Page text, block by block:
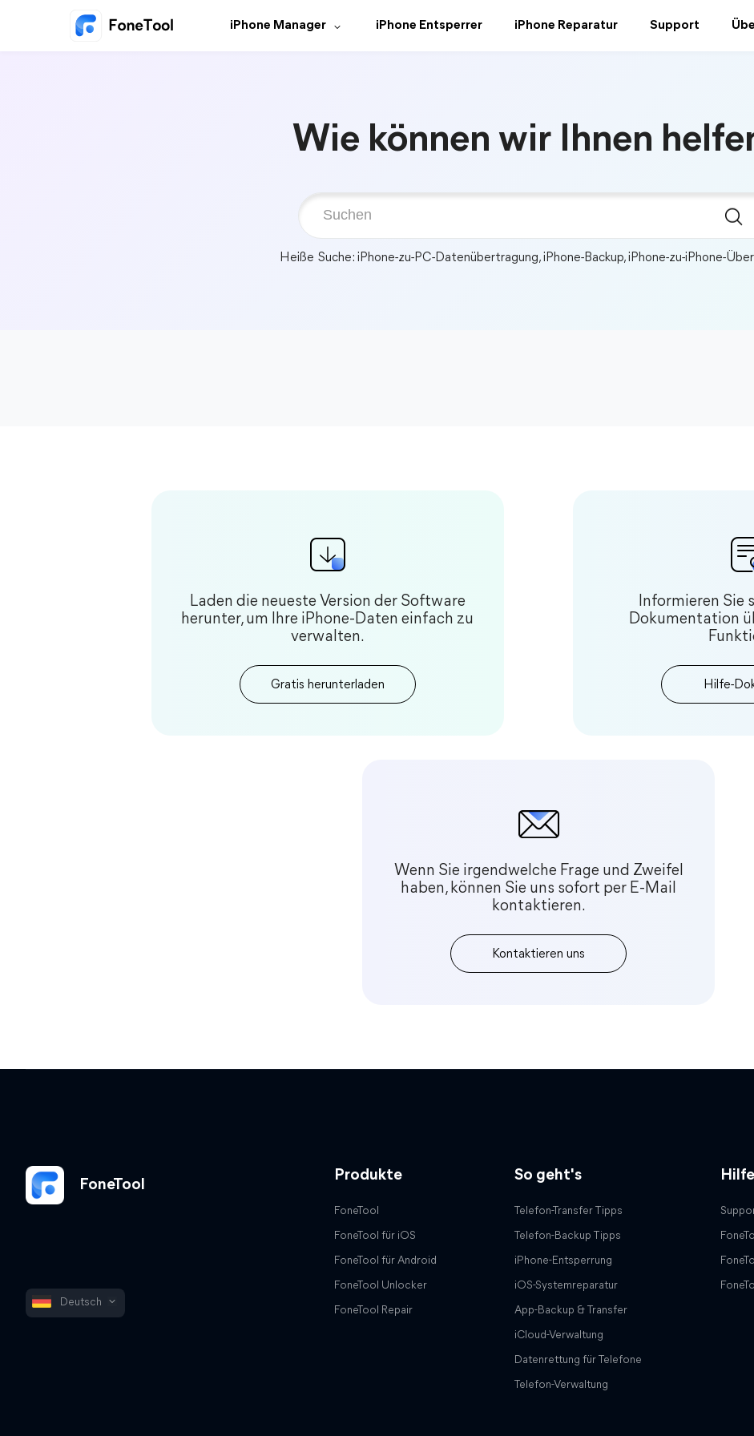
iPhone Manager iPhone Entsperrer iPhone Reparatur Support
Wie können wir Ihnen
Heiße Suche: iPhone-zu-PC-Datenübertragung, iPhone-Backup, iPhone-zu-iPhone-
Laden die neueste Version der Software
herunter, um Ihre iPhone-Daten einfach zu
verwalten.
Gratis herunterladen
Informieren Sie
Dokumentation
Hilfe-
Wenn Sie irgendwelche Frage und Zweifel
haben, können Sie uns sofort per E-Mail
kontaktieren.
Kontaktieren uns
FoneTool
Deutsch
Produkte
FoneTool
FoneTool für iOS
FoneTool für Android
FoneTool Unlocker
FoneTool Repair
So geht's
Telefon-Transfer Tipps
Telefon-Backup Tipps
iPhone-Entsperrung
iOS-Systemreparatur
App-Backup & Transfer
iCloud-Verwaltung
Datenrettung für Telefone
Telefon-Verwaltung